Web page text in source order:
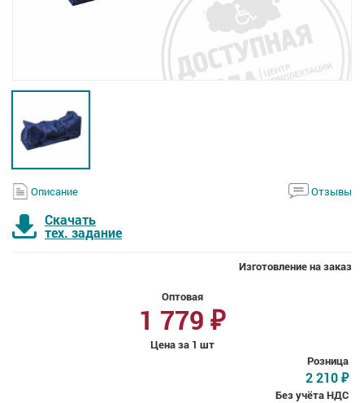
Описание Отзывы
Скачать
тех. задание
Изготовление на заказ
Оптовая
1 779 ₽
Цена за 1 шт
Розница
2 210 ₽
Без учёта НДС